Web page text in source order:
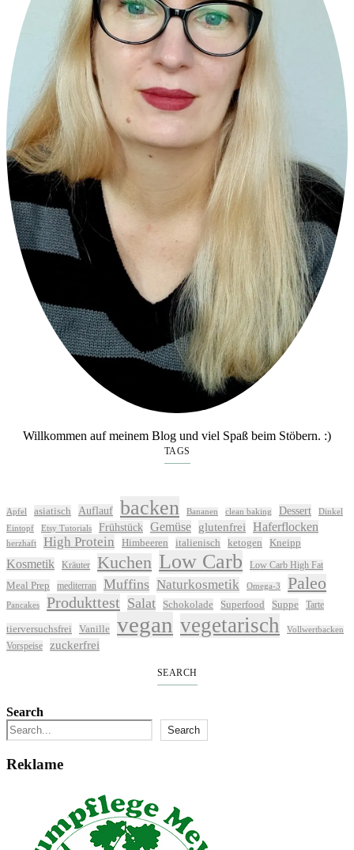
Willkommen auf meinem Blog und viel Spaß beim Stöbern. :)
TAGS
Apfel asiatisch Auflauf backen Bananen clean baking Dessert
Dinkel
Eintopf
Etsy Tutorials Frühstück Gemüse glutenfrei Haferflocken
herzhaft High Protein Himbeeren italienisch ketogen Kneipp
Kosmetik Kräuter Kuchen Low Carb Low Carb High Fat
Meal Prep mediterran Muffins Naturkosmetik Omega-3 Paleo
Pancakes Produkttest Salat Schokolade Superfood Suppe Tarte
tierversuchsfrei Vanille vegan vegetarisch Vollwertbacken
Vorspeise zuckerfrei
SEARCH
Search
Search
Reklame